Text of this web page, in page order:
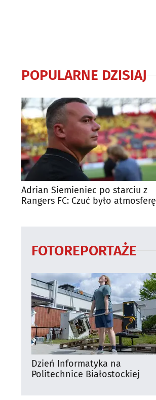
POPULARNE DZISIAJ
Adrian Siemieniec po starciu z
Rangers FC: Czuć było atmosferę
FOTOREPORTAŻE
Dzień Informatyka na
Politechnice Białostockiej